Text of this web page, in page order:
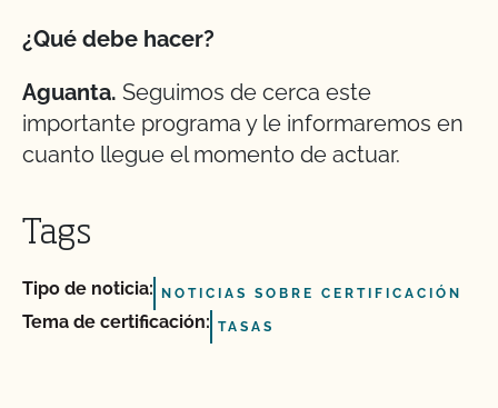
¿Qué debe hacer?
Aguanta. Seguimos de cerca este
importante programa y le informaremos en
cuanto llegue el momento de actuar.
Tags
Tipo de noticia: NOTICIAS SOBRE CERTIFICACIÓN
Tema de certificación: TASAS